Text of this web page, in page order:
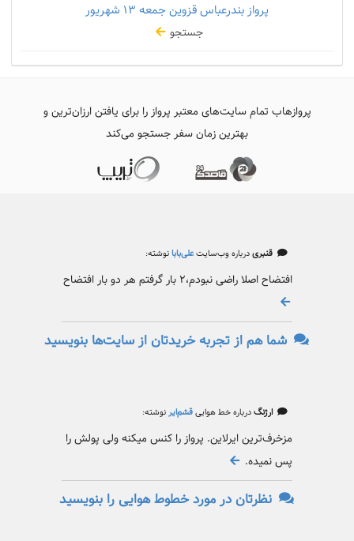
پرواز بندرعباس قزوین جمعه
جستجو
پروازهاب تمام سایت‌های معتبر پرواز را برای یافتن ارزان‌ترین و
بهترین زمان سفر جستجو می‌کند
قنبریدرباره وب‌سایتعلی‌بابانوشته:
افتضاح اصلا راضی نبودم،۲ بار گرفتم هر دو بار افتضاح
شما هم از تجربه خریدتان از سایت‌ها بنویسید
ارژنگدرباره خط هواییقشم‌ایرنوشته:
مزخرف‌ترین ایرلاین. پرواز را کنس میکنه ولی پولش را
پس نمیده.
نظرتان در مورد خطوط هوایی را بنویسید